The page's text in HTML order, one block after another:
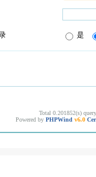
是
Total 0.201852(s)
Powered by PHPWind v6.0